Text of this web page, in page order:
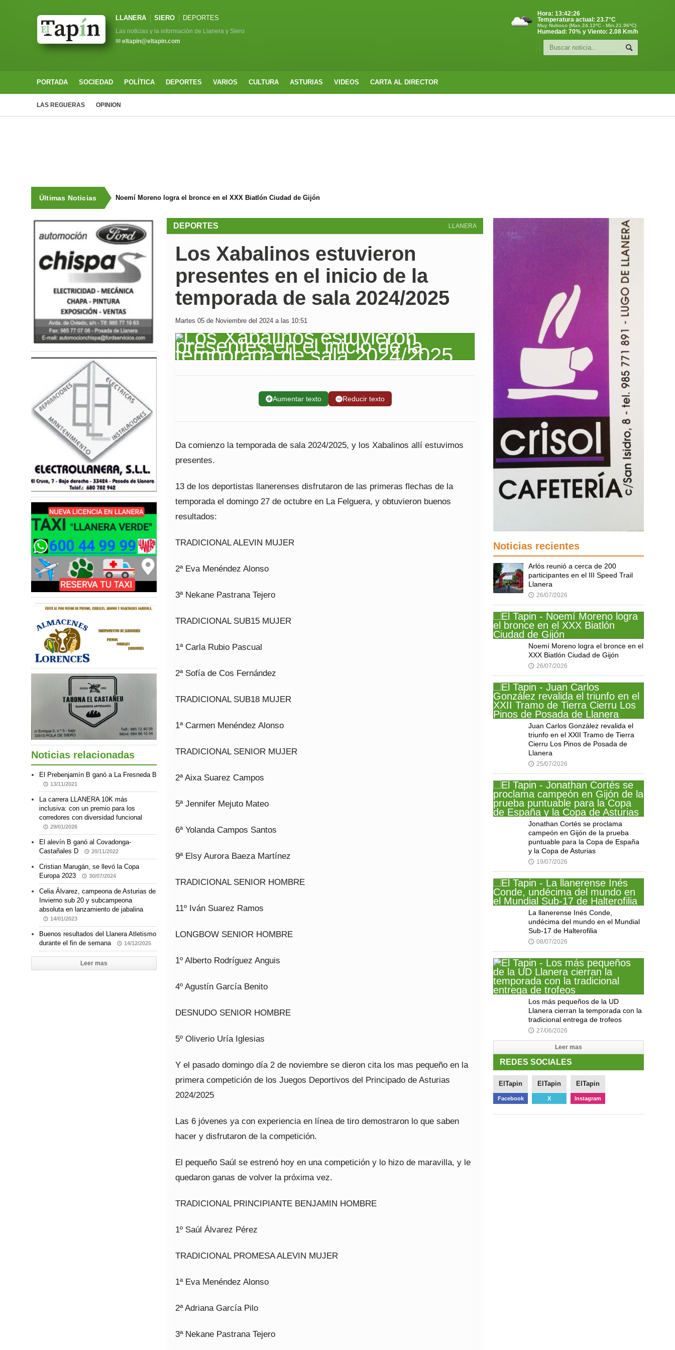
LLANERA SIERO DEPORTES
Las noticias y la información de Llanera y Siero
✉ eltapin@eltapin.com
Hora: 13:42:27
Temperatura actual: 23.7°C
Muy Nuboso (Max.24.12ºC - Min.21.96ºC)
Humedad: 70% y Viento: 2.08 Km/h
PORTADA SOCIEDAD POLÍTICA DEPORTES VARIOS CULTURA ASTURIAS VIDEOS CARTA AL DIRECTOR
LAS REGUERAS OPINION
Últimas Noticias Noemí Moreno logra el bronce en el XXX Biatlón Ciudad de Gijón
LLANERA
DEPORTES
Los Xabalinos estuvieron
presentes en el inicio de la
temporada de sala 2024/2025
Martes 05 de Noviembre del 2024 a las 10:51
➕Aumentar texto ➖Reducir texto
Da comienzo la temporada de sala 2024/2025, y los Xabalinos allí estuvimos
presentes.
13 de los deportistas llanerenses disfrutaron de las primeras flechas de la
temporada el domingo 27 de octubre en La Felguera, y obtuvieron buenos
resultados:
TRADICIONAL ALEVIN MUJER
2ª Eva Menéndez Alonso
3ª Nekane Pastrana Tejero
TRADICIONAL SUB15 MUJER
1ª Carla Rubio Pascual
2ª Sofía de Cos Fernández
TRADICIONAL SUB18 MUJER
1ª Carmen Menéndez Alonso
TRADICIONAL SENIOR MUJER
2ª Aixa Suarez Campos
5ª Jennifer Mejuto Mateo
6ª Yolanda Campos Santos
9ª Elsy Aurora Baeza Martínez
TRADICIONAL SENIOR HOMBRE
11º Iván Suarez Ramos
LONGBOW SENIOR HOMBRE
1º Alberto Rodríguez Anguis
4º Agustín García Benito
DESNUDO SENIOR HOMBRE
5º Oliverio Uría Iglesias
Y el pasado domingo día 2 de noviembre se dieron cita los mas pequeño en la
primera competición de los Juegos Deportivos del Principado de Asturias
2024/2025
Las 6 jóvenes ya con experiencia en línea de tiro demostraron lo que saben
hacer y disfrutaron de la competición.
El pequeño Saúl se estrenó hoy en una competición y lo hizo de maravilla, y le
quedaron ganas de volver la próxima vez.
TRADICIONAL PRINCIPIANTE BENJAMIN HOMBRE
1º Saúl Álvarez Pérez
TRADICIONAL PROMESA ALEVIN MUJER
1ª Eva Menéndez Alonso
2ª Adriana García Pilo
3ª Nekane Pastrana Tejero
Noticias relacionadas
El Prebenjamín B ganó a La Fresneda B
13/11/2021
La carrera LLANERA 10K más
inclusiva: con un premio para los
corredores con diversidad funcional
29/01/2026
El alevín B ganó al Covadonga-
Castañales D
20/11/2022
Cristian Marugán, se llevó la Copa
Europa 2023
30/07/2024
Celia Álvarez, campeona de Asturias de
Invierno sub 20 y subcampeona
absoluta en lanzamiento de jabalina
14/01/2023
Buenos resultados del Llanera Atletismo
durante el fin de semana
14/12/2025
Leer mas
Noticias recientes
Arlós reunió a cerca de 200
participantes en el III Speed Trail
Llanera
🕔 26/07/2026
Noemí Moreno logra el bronce en el
XXX Biatlón Ciudad de Gijón
🕔 26/07/2026
Juan Carlos González revalida el
triunfo en el XXII Tramo de Tierra
Cierru Los Pinos de Posada de
Llanera
🕔 25/07/2026
Jonathan Cortés se proclama
campeón en Gijón de la prueba
puntuable para la Copa de España
y la Copa de Asturias
🕔 19/07/2026
La llanerense Inés Conde,
undécima del mundo en el Mundial
Sub-17 de Halterofilia
🕔 08/07/2026
Los más pequeños de la UD
Llanera cierran la temporada con la
tradicional entrega de trofeos
🕔 27/06/2026
Leer mas
REDES SOCIALES
ElTapin
Facebook
ElTapin
X
ElTapin
Instagram